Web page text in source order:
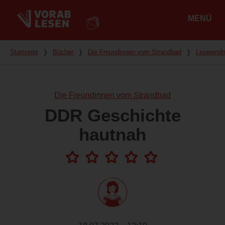
MENÜ
Du bist hier
Startseite ❭ Bücher ❭ Die Freundinnen vom Strandbad ❭
Die Freundinnen vom Strandbad
DDR Geschichte
hautnah